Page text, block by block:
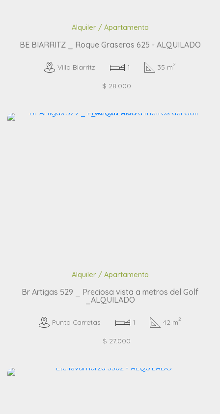
Alquiler / Apartamento
BE BIARRITZ _ Roque Graseras 625 - ALQUILADO
Villa Biarritz 1 35 m2
$ 28.000
Alquiler / Apartamento
Br Artigas 529 _ Preciosa vista a metros del Golf
_ALQUILADO
Punta Carretas 1 42 m2
$ 27.000